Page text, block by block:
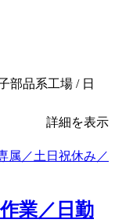
部品系工場 / 日
詳細を表示
業／日勤